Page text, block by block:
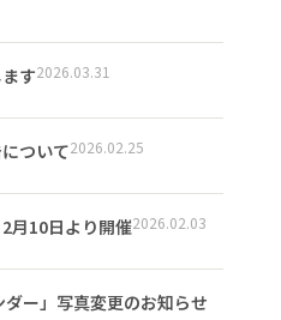
す2026.03.31
ついて2026.02.25
月10日より開催2026.02.03
ダー」写真変更のお知らせ